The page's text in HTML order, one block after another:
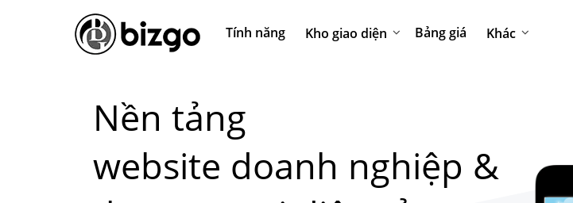
Tính năng Kho giao diện Bảng giá Khác
Nền tảng
website doanh nghiệp &